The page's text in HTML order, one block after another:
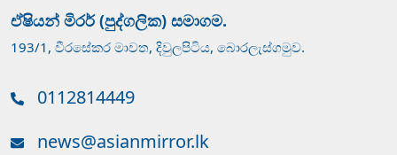
ඒෂියන් මිරර් (පුද්ගලික) සමාගම.
193/1, වීරසේකර මාවත, දිවුලපිටිය, බොරලැස්ගමුව.
0112814449
news@asianmirror.lk